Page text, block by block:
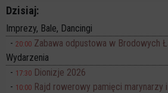
Dzisiaj:
Imprezy, Bale, Dancingi
20:00 Zabawa odpustowa w Brodowych
Wydarzenia
17:30 Dionizje 2026
10:00 Rajd rowerowy pamięci marynarzy i